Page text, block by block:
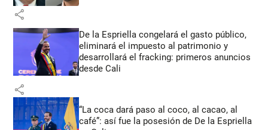
share
De la Espriella congelará el gasto público,
eliminará el impuesto al patrimonio y
desarrollará el fracking: primeros anuncios
desde Cali
share
“La coca dará paso al coco, al cacao, al
café”: así fue la posesión de De la Espriella